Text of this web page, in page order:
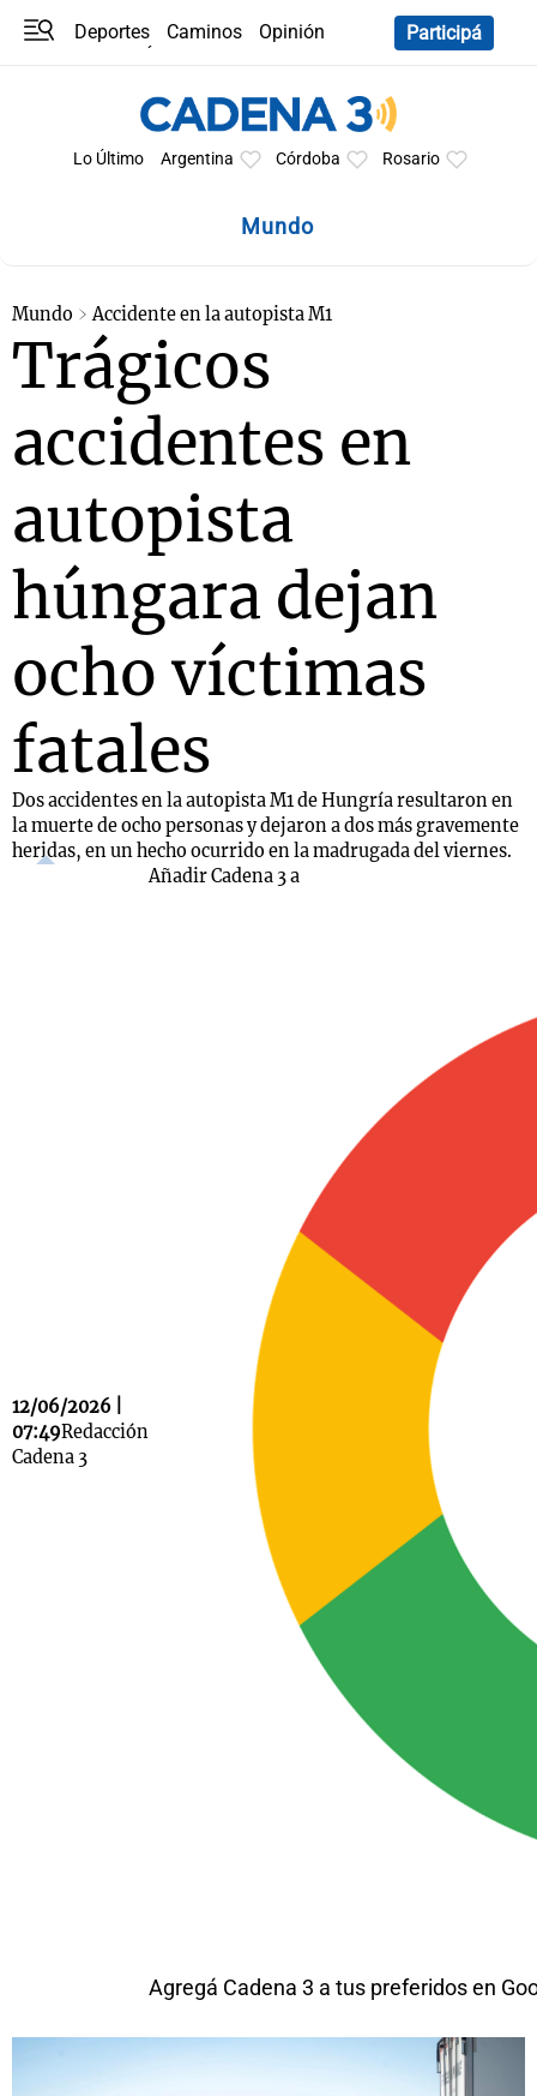
Deportes Caminos
Opinión
Participá
Lo Último Argentina Córdoba Rosario
Mundo
Mundo Accidente en la autopista M1
Trágicos
accidentes en
autopista
húngara dejan
ocho víctimas
fatales
Dos accidentes en la autopista M1 de Hungría resultaron en
la muerte de ocho personas y dejaron a dos más gravemente
heridas, en un hecho ocurrido en la madrugada del viernes.
12/06/2026 |
07:49Redacción
Cadena 3
Añadir Cadena 3 a
Agregá Cadena 3 a tus preferidos en
Cadena 3